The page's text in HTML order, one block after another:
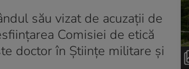
său vizat de acuzații de
Comisiei de etică
doctor în Științe militare și